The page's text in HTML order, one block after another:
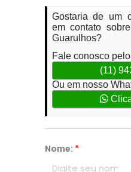
Gostaria de um
em contato
Guarulhos?
Fale conosco
(11)
Ou em nosso
Nome: *